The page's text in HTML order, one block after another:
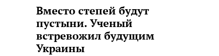
Вместо степей будут
пустыни. Ученый
встревожил будущим
Украины